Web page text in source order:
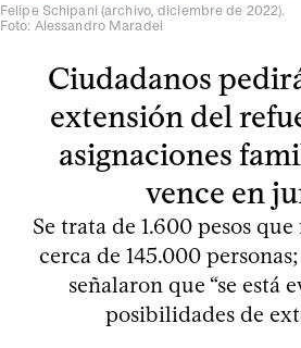
Felipe Schipani (archivo, diciembre de 2022).
Foto: Alessandro Maradei
Ciudadanos
extensión del
asignaciones
vence en
Se trata de 1.600 pesos
cerca de 145.000
señalaron que “se está
posibilidades de